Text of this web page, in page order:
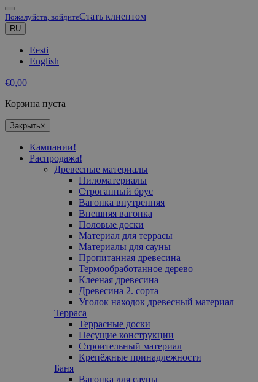
Пожалуйста, войдитеСтать клиентом
RU
Eesti
English
€0,00
Корзина пуста
Закрыть×
Кампании!
Распродажа!
Древесные материалы
Пиломатериалы
Cтроганный брус
Вагонка внутренняя
Внешняя вагонка
Половые доски
Материал для террасы
Mатериалы для сауны
Пропитанная древесина
Термообработанное дерево
Клееная древесина
Древесина 2. сорта
Уголок находок древесный материал
Терраса
Террасные доски
Несущие конструкции
Строительный материал
Крепёжные принадлежности
Баня
Вагонка для сауны